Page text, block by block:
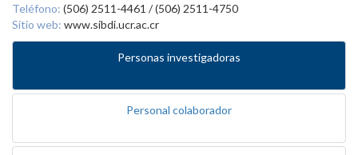
Teléfono: (506) 2511-4461 / (506) 2511-4750
Sitio web: www.sibdi.ucr.ac.cr
Personas investigadoras
Personal colaborador